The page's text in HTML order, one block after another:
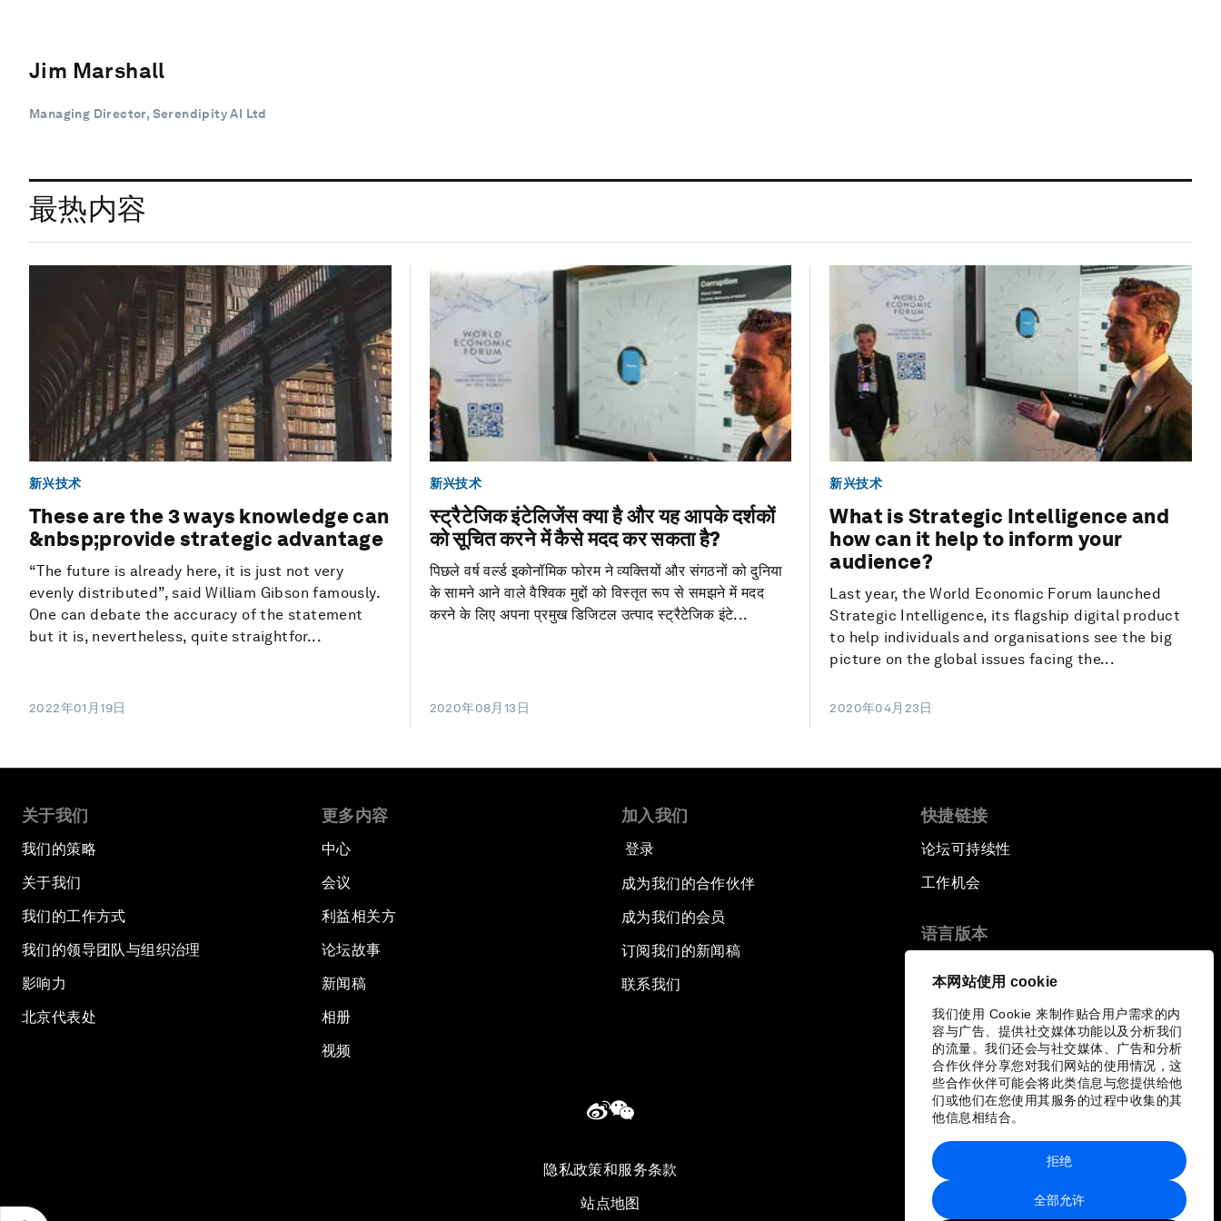
本网站使用 cookie
我们使用 Cookie 来制作贴合用户需求的内
容与广告、提供社交媒体功能以及分析我们
的流量。我们还会与社交媒体、广告和分析
合作伙伴分享您对我们网站的使用情况，这
些合作伙伴可能会将此类信息与您提供给他
们或他们在您使用其服务的过程中收集的其
他信息相结合。
全部允许
拒绝
Jim Marshall
Managing Director, Serendipity AI Ltd
最热内容
新兴技术
These are the 3 ways knowledge can
&nbsp;provide strategic advantage
“The future is already here, it is just not very
evenly distributed”, said William Gibson famously.
One can debate the accuracy of the statement
but it is, nevertheless, quite straightfor...
2022年01月19日
新兴技术
स्ट्रैटेजिक इंटेलिजेंस क्या है और यह आपके दर्शकों
को सूचित करने में कैसे मदद कर सकता है?
पिछले वर्ष वर्ल्ड इकोनॉमिक फोरम ने व्यक्तियों और संगठनों को दुनिया
के सामने आने वाले वैश्विक मुद्दों को विस्तृत रूप से समझने में मदद
करने के लिए अपना प्रमुख डिजिटल उत्पाद स्ट्रैटेजिक इंटे...
2020年08月13日
新兴技术
What is Strategic Intelligence and
how can it help to inform your
audience?
Last year, the World Economic Forum launched
Strategic Intelligence, its flagship digital product
to help individuals and organisations see the big
picture on the global issues facing the...
2020年04月23日
关于我们
我们的策略
关于我们
我们的工作方式
我们的领导团队与组织治理
影响力
北京代表处
更多内容
中心
会议
利益相关方
论坛故事
新闻稿
相册
视频
加入我们
登录
成为我们的合作伙伴
成为我们的会员
订阅我们的新闻稿
联系我们
快捷链接
论坛可持续性
工作机会
语言版本
隐私政策和服务条款
站点地图